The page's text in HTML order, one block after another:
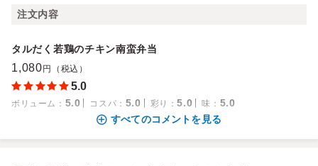
注文内容
タルだく若鶏のチキン南蛮弁当
1,080 円（税込）
5.0
ボリューム ： 5.0 コスパ ： 5.0 彩り ：5.0 味 ： 5.0
すべてのコメントを見る